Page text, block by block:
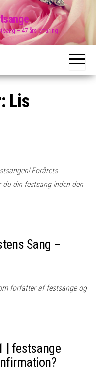
– 47 års erfaring.
Lis
Forårets
din festsang inden den
Sang –
forfatter af festsange og
| festsange